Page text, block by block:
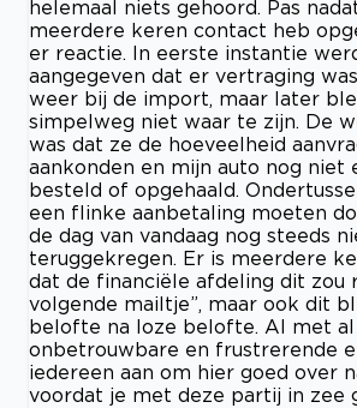
helemaal niets gehoord. Pas
meerdere keren contact heb
er reactie. In eerste instantie
aangegeven dat er vertraging
weer bij de import, maar later
simpelweg niet waar te zijn. De
was dat ze de hoeveelheid
aankonden en mijn auto nog niet
besteld of opgehaald.
een flinke aanbetaling moeten
de dag van vandaag nog steeds
teruggekregen. Er is meerdere
dat de financiële afdeling dit zou
volgende mailtje”, maar ook dit
belofte na loze belofte. Al met
onbetrouwbare en frustrerende
iedereen aan om hier goed over
voordat je met deze partij in zee